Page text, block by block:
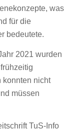
was
für die
bedeutete.
2021 wurden
konnten nicht
müssen
TuS-Info